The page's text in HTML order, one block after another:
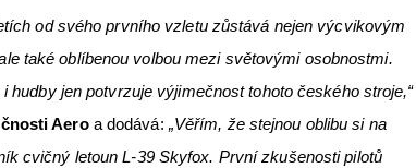
od svého prvního vzletu zůstává nejen výcvikovým
také oblíbenou volbou mezi světovými osobnostmi.
hudby jen potvrzuje výjimečnost tohoto českého stroje,“
Aeroa dodává: „Věřím, že stejnou oblibu si na
cvičný letoun L-39 Skyfox. První zkušenosti pilotů